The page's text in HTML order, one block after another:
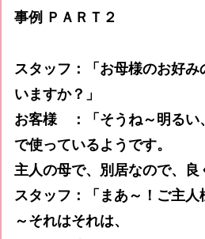
事例 ＰＡＲＴ２
スタッフ：「お母様のお好
いますか？」
お客様 ：「そうね～明るい
で使っているようです。
主人の母で、別居なので、良
スタッフ：「まあ～！ご主
～それはそれは、